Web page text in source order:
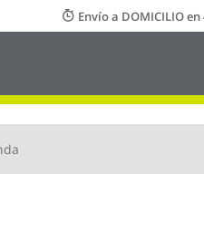
Envío a DOMICILIO